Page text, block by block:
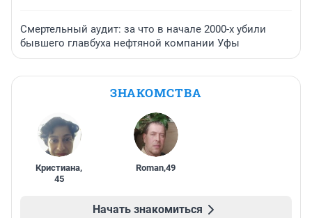
Смертельный аудит: за что в начале 2000-х убили
бывшего главбуха нефтяной компании Уфы
ЗНАКОМСТВА
Кристиана,
45
Roman,49
Начать знакомиться